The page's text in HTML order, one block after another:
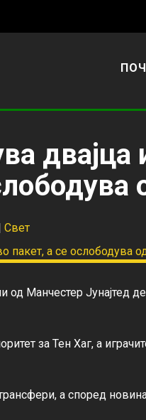
двајца
Свет
од Манчестер Јунајтед
за Тен Хаг, а
а според